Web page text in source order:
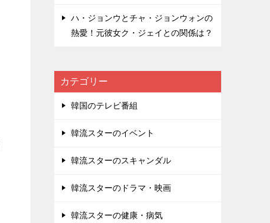
ハ・ジョンウとチャ・ジョンウォンの
熱愛！元彼女ク・ジェイとの関係は？
カテゴリー
韓国のテレビ番組
韓流スターのイベント
韓流スターのスキャンダル
韓流スターのドラマ・映画
韓流スターの健康・病気